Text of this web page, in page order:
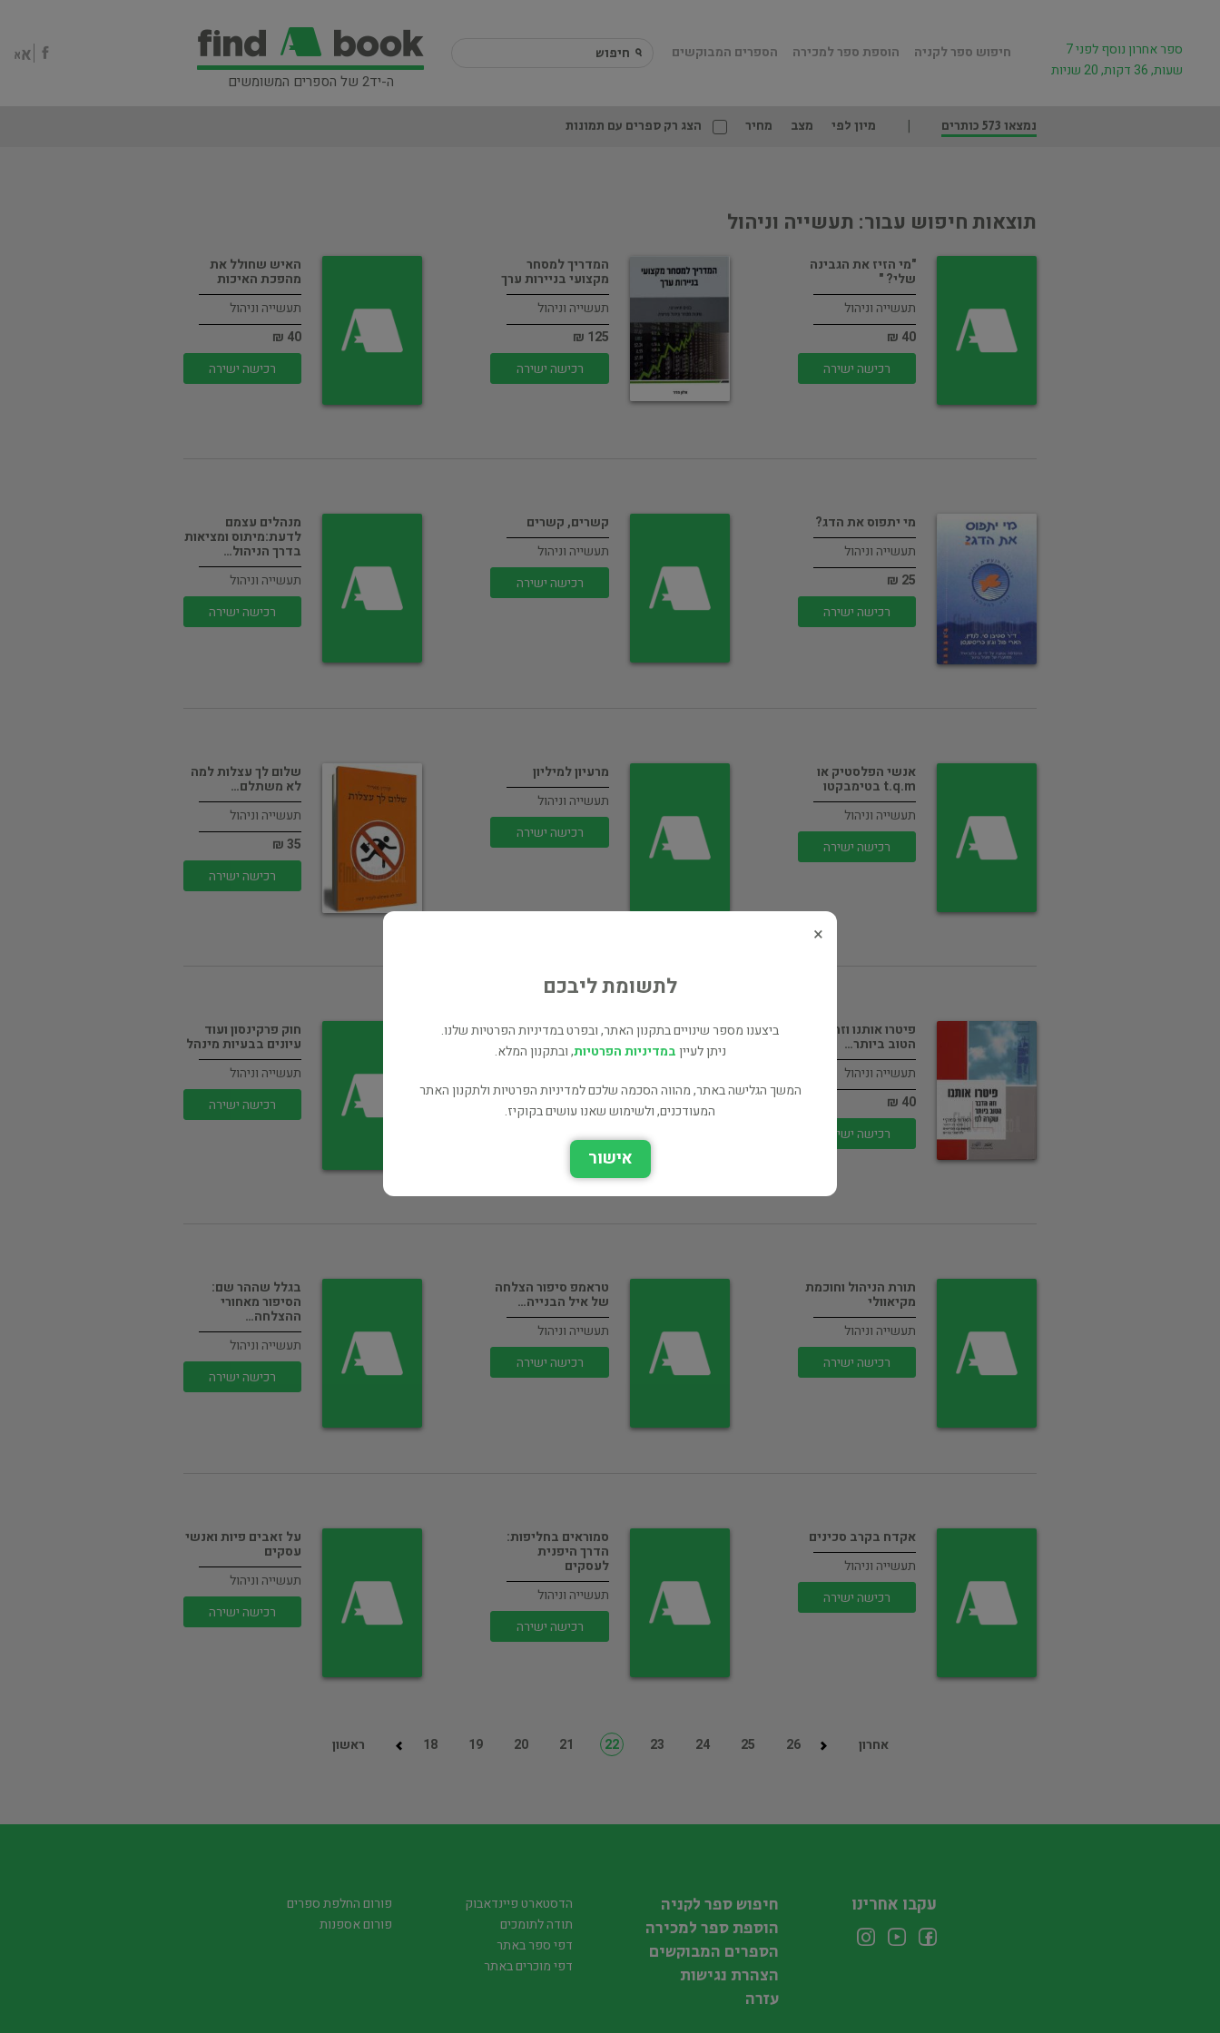
ה-יד2 של הספרים המשומשים
חיפוש ספר לקניה הוספת ספר למכירה הספרים המבוקשים
ספר אחרון נוסף לפני 7
שעות, 36 דקות, 20 שניות
נמצאו 573 כותרים מיון לפי מצב מחיר הצג רק ספרים עם תמונות
תוצאות חיפוש עבור: תעשייה וניהול
"מי הזיז את הגבינה
שלי? "
תעשייה וניהול
40 ₪
רכישה ישירה
המדריך למסחר
מקצועי בניירות ערך
תעשייה וניהול
125 ₪
רכישה ישירה
האיש שחולל את
מהפכת האיכות
תעשייה וניהול
40 ₪
רכישה ישירה
מי יתפוס את הדג?
תעשייה וניהול
25 ₪
רכישה ישירה
קשרים, קשרים
תעשייה וניהול
רכישה ישירה
מנהלים עצמם
לדעת:מיתוס ומציאות
בדרך הניהול…
תעשייה וניהול
רכישה ישירה
אנשי הפלסטיק או
t.q.m בטימבקטו
תעשייה וניהול
רכישה ישירה
מרעיון למיליון
תעשייה וניהול
רכישה ישירה
שלום לך עצלות למה
לא משתלם…
תעשייה וניהול
35 ₪
רכישה ישירה
פיטרו אותנו וזה הדבר
הטוב ביותר…
תעשייה וניהול
40 ₪
רכישה ישירה
ראשית ההצלחה
בפרזנטציה נכונה
רכישה ישירה
חוק פרקינסון ועוד
עיונים בבעיות מינהל
תעשייה וניהול
רכישה ישירה
תורת הניהול וחוכמת
מקיאוולי
תעשייה וניהול
רכישה ישירה
טראמפ סיפור הצלחה
של איל הבנייה…
תעשייה וניהול
רכישה ישירה
בגלל שההר שם:
הסיפור מאחורי
ההצלחה…
תעשייה וניהול
רכישה ישירה
אקדח בקרב סכינים
תעשייה וניהול
רכישה ישירה
סמוראים בחליפות:
הדרך היפנית
לעסקים
תעשייה וניהול
רכישה ישירה
על זאבים פיות ואנשי
עסקים
תעשייה וניהול
רכישה ישירה
ראשון 18 19 20 21 22 23 24 25 26 אחרון
×
לתשומת ליבכם
ביצענו מספר שינויים בתקנון האתר, ובפרט במדיניות הפרטיות שלנו.
ניתן לעייןבמדיניות הפרטיות, ובתקנון המלא.
המשך הגלישה באתר, מהווה הסכמה שלכם למדיניות הפרטיות ולתקנון האתר
המעודכנים, ולשימוש שאנו עושים בקוקיז.
אישור
עקבו אחרינו
חיפוש ספר לקניה
הוספת ספר למכירה
הספרים המבוקשים
הצהרת נגישות
עזרה
הדסטארט פיינדאבוק
תודה לתומכים
דפי ספר באתר
דפי מוכרים באתר
פורום החלפת ספרים
פורום אספנות